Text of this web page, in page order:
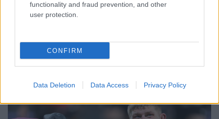
functionality and fraud prevention, and other
user protection.
CONFIRM
Data Deletion Data Access Privacy Policy
Stade Toulousain : "Je suis très très
content", Efrain Elias savoure son
Toulouse
Publié 03.12 à 08h41